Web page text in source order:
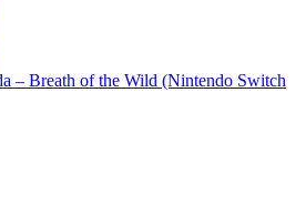
– Breath of the Wild (Nintendo Switch